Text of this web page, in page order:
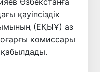
Өзбекстанға
қауіпсіздік
(ЕҚЫҰ) аз
комиссары